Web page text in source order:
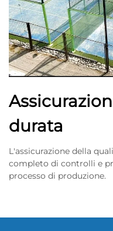
durata
L'assicurazione della
completo di controlli e
processo di produzione.